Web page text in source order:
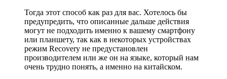
Тогда этот способ как раз для вас. Хотелось бы
предупредить, что описанные дальше действия
могут не подходить именно к вашему смартфону
или планшету, так как в некоторых устройствах
режим Recovery не предустановлен
производителем или же он на языке, который нам
очень трудно понять, а именно на китайском.